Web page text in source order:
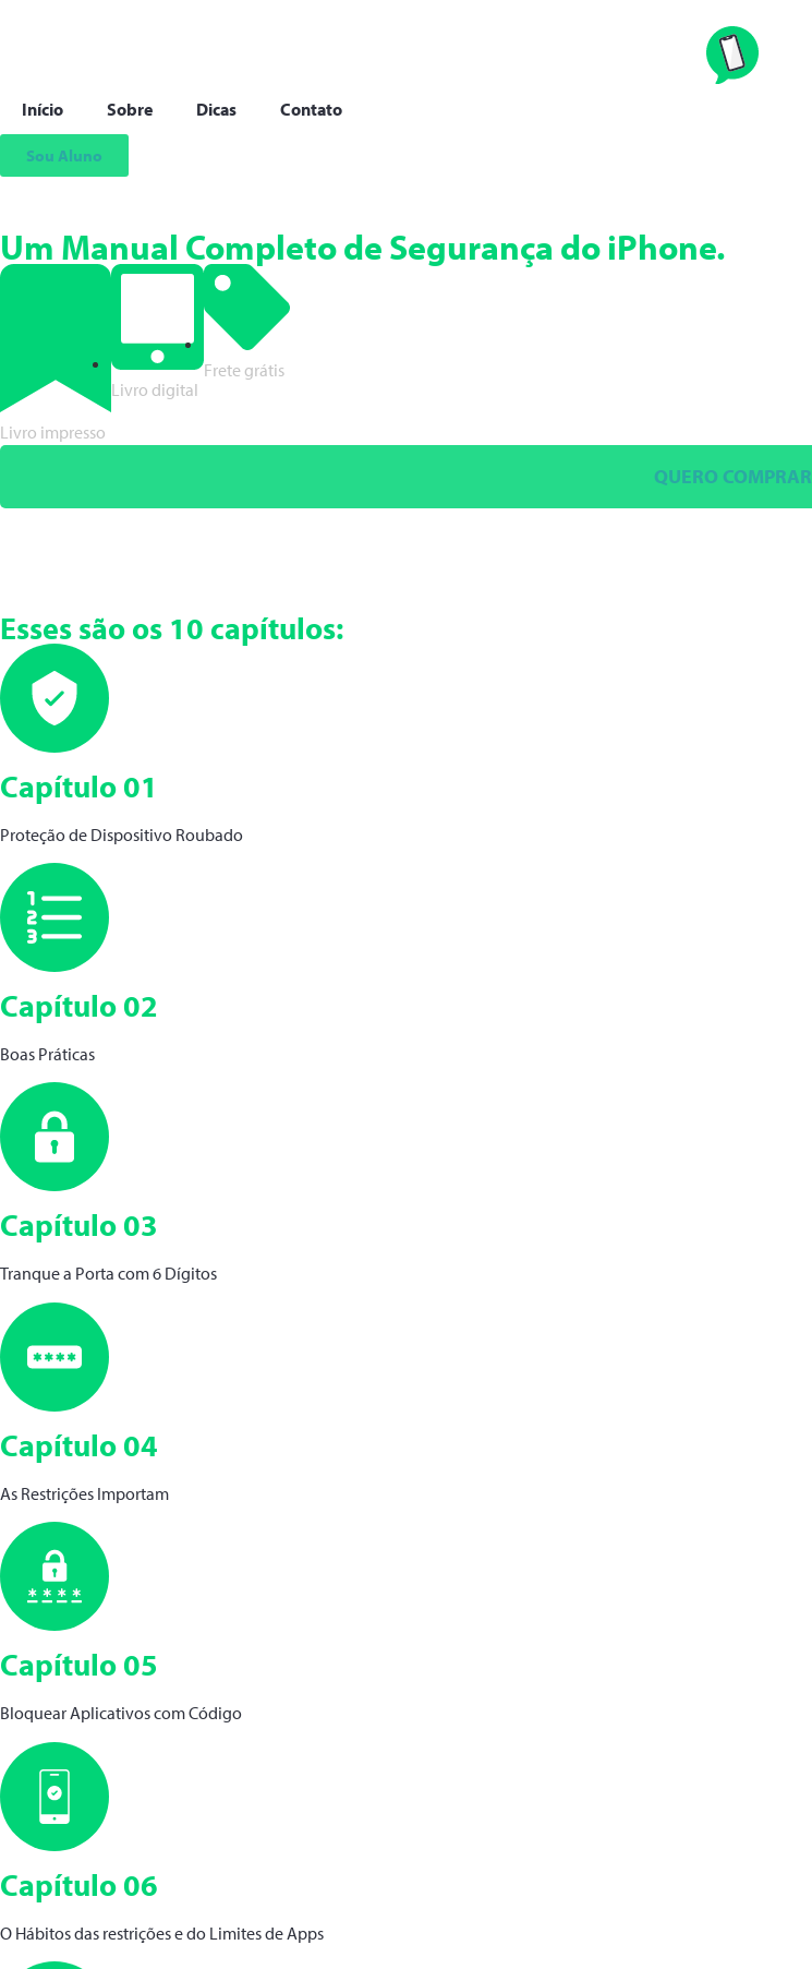
Início Sobre Dicas Contato
Sou Aluno
Um Manual Completo de Segurança do iPhone.
Livro impresso
Livro digital
Frete grátis
QUERO COMPRAR
Esses são os 10 capítulos:
Capítulo 01
Proteção de Dispositivo Roubado
Capítulo 02
Boas Práticas
Capítulo 03
Tranque a Porta com 6 Dígitos
Capítulo 04
As Restrições Importam
Capítulo 05
Bloquear Aplicativos com Código
Capítulo 06
O Hábitos das restrições e do Limites de Apps